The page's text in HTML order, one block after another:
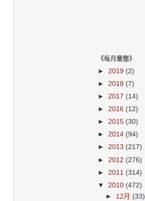
《每月彙整》
► 2019 (2)
► 2018 (7)
► 2017 (14)
► 2016 (12)
► 2015 (30)
► 2014 (94)
► 2013 (217)
► 2012 (276)
► 2011 (314)
▼ 2010 (472)
► 12月 (33)